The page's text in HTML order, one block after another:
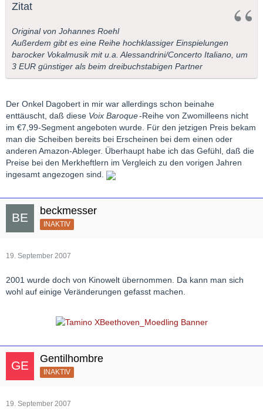
Zitat
Original von Johannes Roehl
Außerdem gibt es eine Reihe hochklassiger Einspielungen
barocker Vokalmusik mit u.a. Alessandrini/Concerto Italiano, um
3 EUR günstiger als beim dreibuchstabigen Partner
Der Onkel Dagobert in mir war allerdings schon beinahe
enttäuscht, daß diese Voix Baroque-Reihe von Zwomilleens nicht
im €7,99-Segment angeboten wurde. Für den jetzigen Preis bekam
man die Scheiben bereits bei Erscheinen bei dem einen oder
anderen Amazon-Ableger. Überhaupt habe ich das Gefühl, daß die
Preise bei den Merkheftlern im Vergleich zu den vorigen Jahren
ingesamt angezogen sind.
beckmesser
INAKTIV
19. September 2007
2001 wurde doch von Kinowelt übernommen. Da kann man sich
wohl auf einige Veränderungen gefasst machen.
Gentilhombre
INAKTIV
19. September 2007